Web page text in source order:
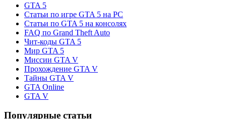
GTA 5
Статьи по игре GTA 5 на PC
Статьи по GTA 5 на консолях
FAQ по Grand Theft Auto
Чит-коды GTA 5
Мир GTA 5
Миссии GTA V
Прохождение GTA V
Тайны GTA V
GTA Online
GTA V
Популярные статьи